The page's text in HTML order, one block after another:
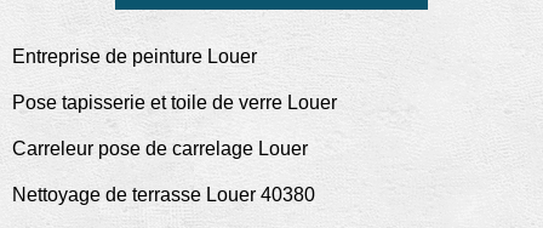
Entreprise de peinture Louer
Pose tapisserie et toile de verre Louer
Carreleur pose de carrelage Louer
Nettoyage de terrasse Louer 40380